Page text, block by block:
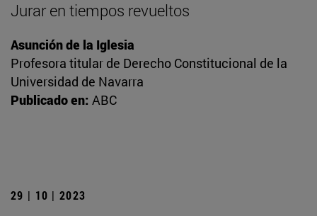
Jurar en tiempos revueltos
Asunción de la Iglesia
Profesora titular de Derecho Constitucional de la
Universidad de Navarra
Publicado en: ABC
29 | 10 | 2023